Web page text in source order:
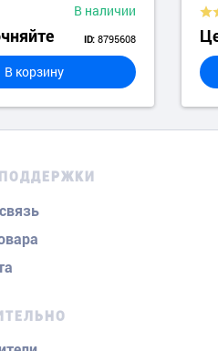
В наличии
ID: 8795608
В корзину